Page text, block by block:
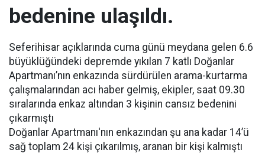
bedenine ulaşıldı.
Seferihisar açıklarında cuma günü meydana gelen 6.6
büyüklüğündeki depremde yıkılan 7 katlı Doğanlar
Apartmanı’nın enkazında sürdürülen arama-kurtarma
çalışmalarından acı haber gelmiş, ekipler, saat 09.30
sıralarında enkaz altından 3 kişinin cansız bedenini
çıkarmıştı
Doğanlar Apartmanı'nın enkazından şu ana kadar 14’ü
sağ toplam 24 kişi çıkarılmış, aranan bir kişi kalmıştı